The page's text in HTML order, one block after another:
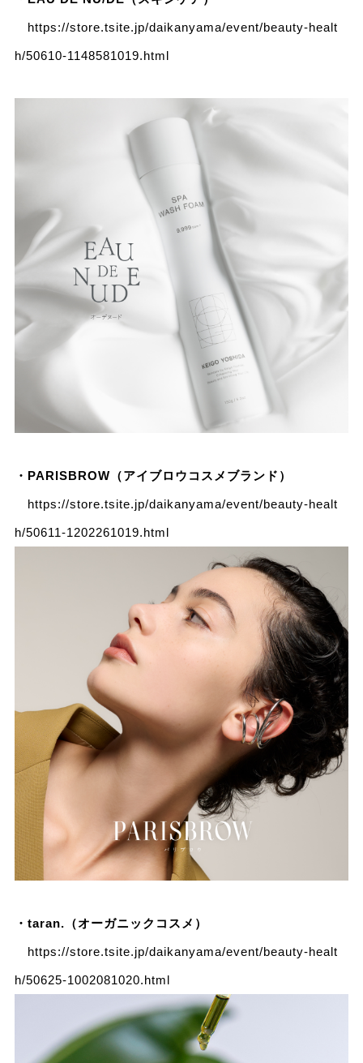
https://store.tsite.jp/daikanyama/event/beauty-healt
h/50610-1148581019.html
・PARISBROW（アイブロウコスメブランド）
https://store.tsite.jp/daikanyama/event/beauty-healt
h/50611-1202261019.html
・taran.（オーガニックコスメ）
https://store.tsite.jp/daikanyama/event/beauty-healt
h/50625-1002081020.html